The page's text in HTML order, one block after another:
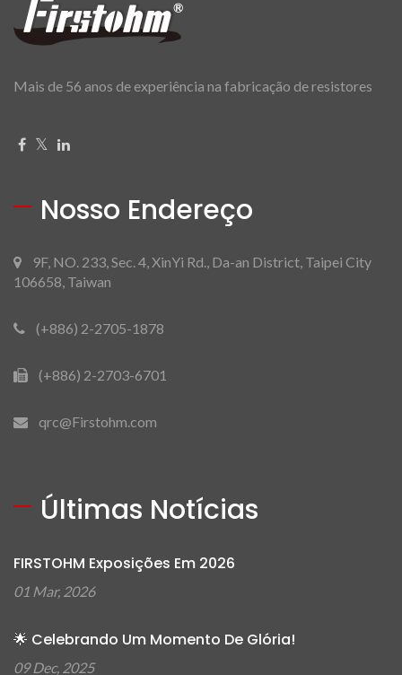
Mais de 56 anos de experiência na fabricação de resistores
Nosso Endereço
9F, NO. 233, Sec. 4, XinYi Rd., Da-an District, Taipei City
106658, Taiwan
(+886) 2-2705-1878
(+886) 2-2703-6701
qrc@Firstohm.com
Últimas Notícias
FIRSTOHM Exposições Em 2026
01 Mar, 2026
🌟 Celebrando Um Momento De Glória!
09 Dec, 2025